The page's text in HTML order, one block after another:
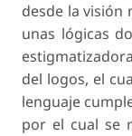
desde la visión
unas lógicas
del logos, el
lenguaje
por el cual se